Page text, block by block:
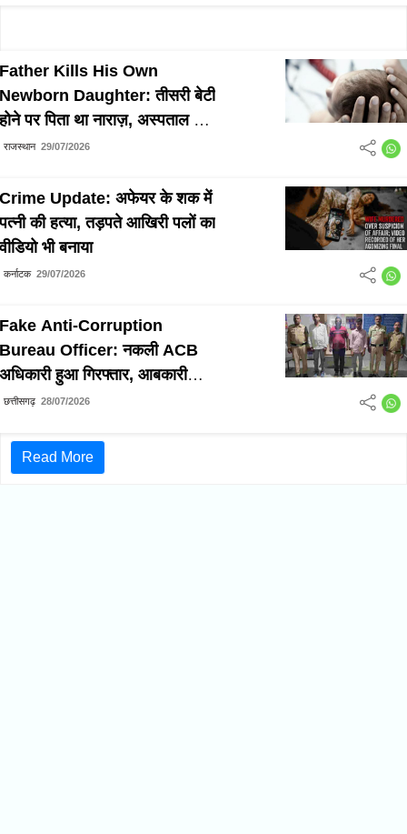
Father Kills His Own
Newborn Daughter: तीसरी बेटी
होने पर पिता था नाराज़, अस्पताल में
नवजात का गला दबाकर की हत्या
राजस्थान 29/07/2026
Crime Update: अफेयर के शक में
पत्नी की हत्या, तड़पते आखिरी पलों का
वीडियो भी बनाया
कर्नाटक 29/07/2026
Fake Anti-Corruption
Bureau Officer: नकली ACB
अधिकारी हुआ गिरफ्तार, आबकारी
अधिकारी से ₹1 लाख और शराब मांगने
छत्तीसगढ़ 28/07/2026
Read More